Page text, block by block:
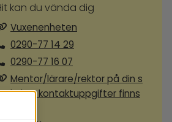
kan du vända dig
Vuxenenheten
0290-77 14 29
0290-77 16 07
Mentor/lärare/rektor på din s
kola - kontaktuppgifter finns